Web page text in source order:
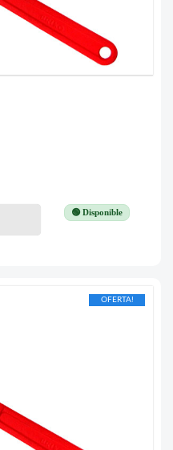
🟢 Disponible
OFERTA!